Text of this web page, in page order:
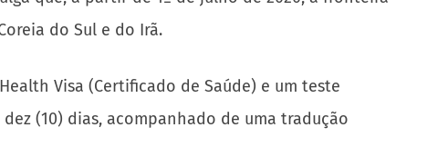
do Sul e do Irã.
Visa (Certificado de Saúde) e um teste
(10) dias, acompanhado de uma tradução